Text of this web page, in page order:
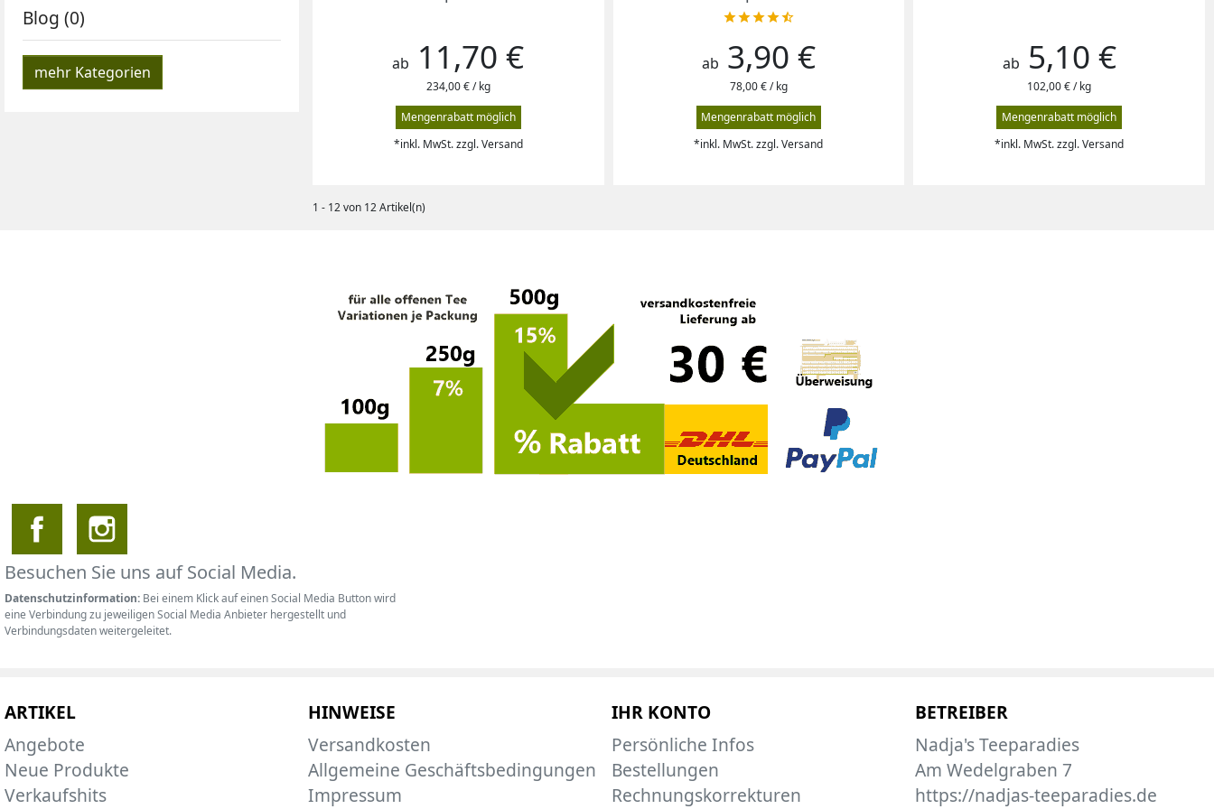
Blog (0)
mehr Kategorien
Preis
ab 11,70 €
234,00 € / kg
Mengenrabatt möglich
*inkl. MwSt. zzgl. Versand

Preis
ab 3,90 €
78,00 € / kg
Mengenrabatt möglich
*inkl. MwSt. zzgl. Versand
Preis
ab 5,10 €
102,00 € / kg
Mengenrabatt möglich
*inkl. MwSt. zzgl. Versand
1 - 12 von 12 Artikel(n)
Besuchen Sie uns auf Social Media.
Datenschutzinformation: Bei einem Klick auf einen Social Media Button wird
eine Verbindung zu jeweiligen Social Media Anbieter hergestellt und
Verbindungsdaten weitergeleitet.
ARTIKEL
Angebote
Neue Produkte
Verkaufshits
HINWEISE
Versandkosten
Allgemeine Geschäftsbedingungen
Impressum
IHR KONTO
Persönliche Infos
Bestellungen
Rechnungskorrekturen
BETREIBER
Nadja's Teeparadies
Am Wedelgraben 7
https://nadjas-teeparadies.de